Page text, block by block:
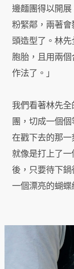
邊麵團得以開
粉緊鄰，兩著
頭造型了。林
胞胎，且用兩
作法了。」
我們看著林先
團，切成一個
在戳下去的那
就像是打上了
後，只要待下
一個漂亮的蝴